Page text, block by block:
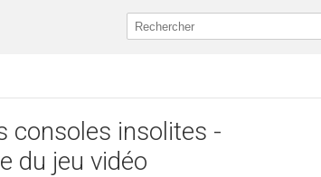
consoles insolites -
du jeu vidéo